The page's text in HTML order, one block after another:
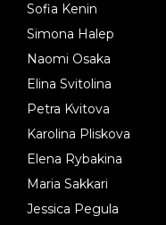
Sofia Kenin
Simona Halep
Naomi Osaka
Elina Svitolina
Petra Kvitova
Karolina Pliskova
Elena Rybakina
Maria Sakkari
Jessica Pegula